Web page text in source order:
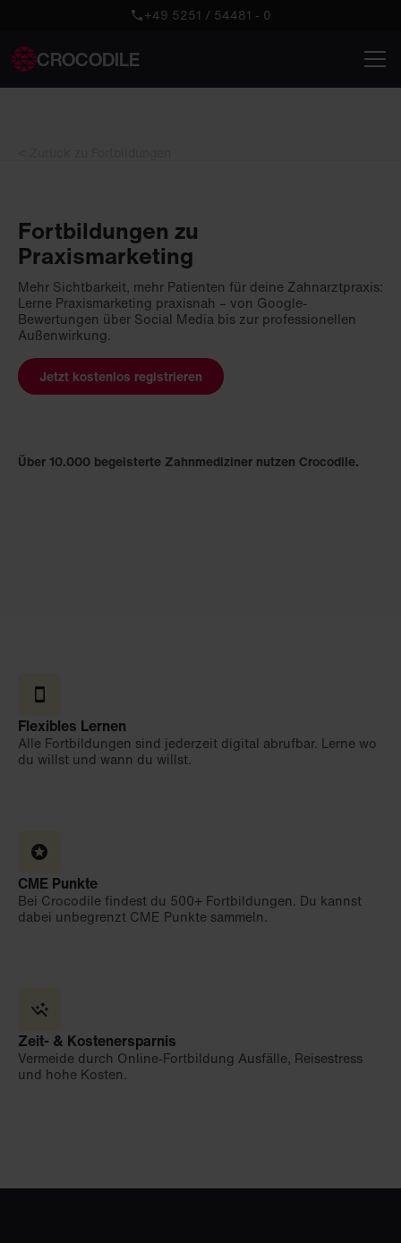
+49 5251 / 54481 - 0
CROCODILE
Fortbildungen zu
Praxismarketing
Mehr Sichtbarkeit, mehr Patienten für deine Zahnarztpraxis:
Lerne Praxismarketing praxisnah – von Google-
Bewertungen über Social Media bis zur professionellen
Außenwirkung.
Jetzt kostenlos registrieren
Über 10.000 begeisterte Zahnmediziner nutzen Crocodile.
Flexibles Lernen
Alle Fortbildungen sind jederzeit digital abrufbar. Lerne wo
du willst und wann du willst.
CME Punkte
Bei Crocodile findest du 500+ Fortbildungen. Du kannst
dabei unbegrenzt CME Punkte sammeln.
Zeit- & Kostenersparnis
Vermeide durch Online-Fortbildung Ausfälle, Reisestress
und hohe Kosten.